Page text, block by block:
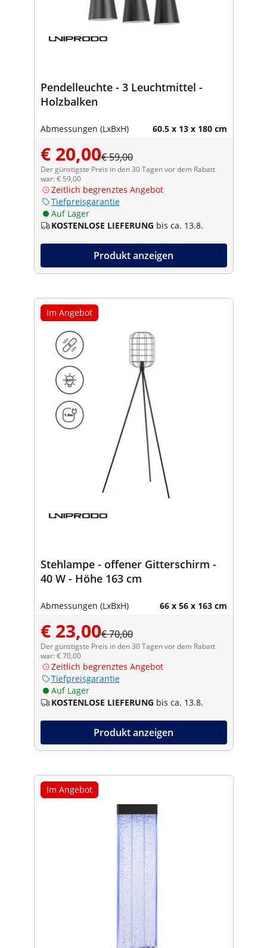
Pendelleuchte - 3 Leuchtmittel -
Holzbalken
Abmessungen (LxBxH) 60.5 x 13 x 180 cm
€ 20,00€ 59,00
Der günstigste Preis in den 30 Tagen vor dem Rabatt
war: € 59,00
Zeitlich begrenztes Angebot
Tiefpreisgarantie
Auf Lager
KOSTENLOSE LIEFERUNG bis ca. 13.8.
Produkt anzeigen
Im Angebot
Stehlampe - offener Gitterschirm -
40 W - Höhe 163 cm
Abmessungen (LxBxH) 66 x 56 x 163 cm
€ 23,00€ 70,00
Der günstigste Preis in den 30 Tagen vor dem Rabatt
war: € 70,00
Zeitlich begrenztes Angebot
Tiefpreisgarantie
Auf Lager
KOSTENLOSE LIEFERUNG bis ca. 13.8.
Produkt anzeigen
Im Angebot